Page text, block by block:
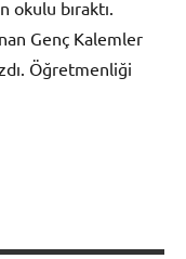
okulu bıraktı.
Genç Kalemler
Öğretmenliği